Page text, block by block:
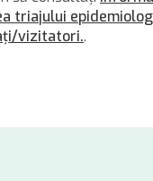
triajului
vizitatori..